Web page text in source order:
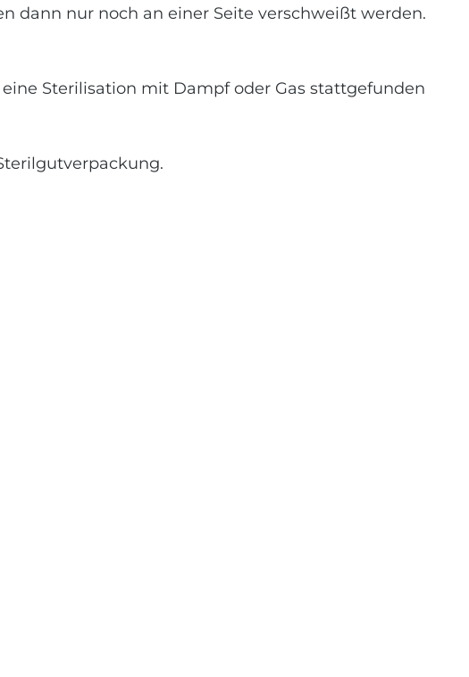
nur noch an einer Seite verschweißt werden.
Sterilisation mit Dampf oder Gas stattgefunden